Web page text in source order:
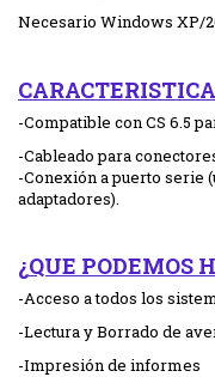
Necesario Windows XP/
C
-Compatible con CS 6.5
-Cableado para
-Conexión a puerto serie
adaptadores).
¿QUE PODEMOS
-Acceso a todos los
-Lectura y Borrado de
-Impresión de informes